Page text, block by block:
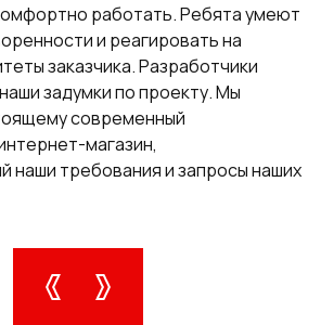
работать. Ребята умеют
и реагировать на
заказчика. Разработчики
задумки по проекту. Мы
современный
магазин,
наши требования и запросы наших